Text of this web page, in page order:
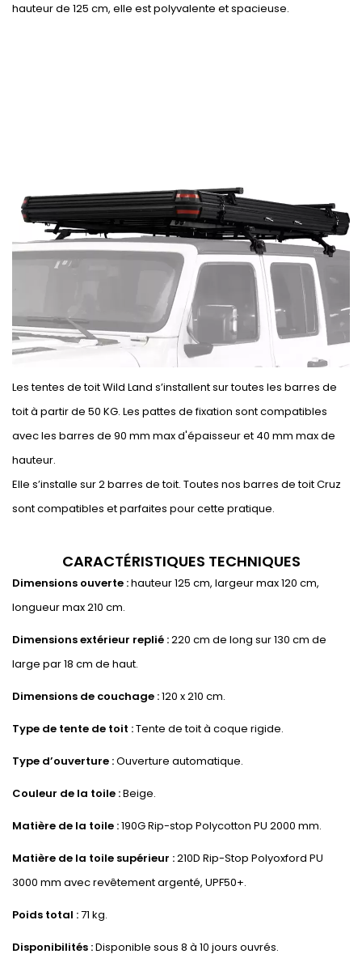
hauteur de 125 cm, elle est polyvalente et spacieuse.
Les tentes de toit Wild Land s’installent sur toutes les barres de
toit à partir de 50 KG. Les pattes de fixation sont compatibles
avec les barres de 90 mm max d'épaisseur et 40 mm max de
hauteur.
Elle s’installe sur 2 barres de toit. Toutes nos barres de toit Cruz
sont compatibles et parfaites pour cette pratique.
CARACTÉRISTIQUES TECHNIQUES
Dimensions ouverte :hauteur 125 cm, largeur max 120 cm,
longueur max 210 cm.
Dimensions extérieur replié :220 cm de long sur 130 cm de
large par 18 cm de haut.
Dimensions de couchage :120 x 210 cm.
Type de tente de toit :Tente de toit à coque rigide.
Type d’ouverture :Ouverture automatique.
Couleur de la toile :Beige.
Matière de la toile :190G Rip-stop Polycotton PU 2000 mm.
Matière de la toile supérieur :210D Rip-Stop Polyoxford PU
3000 mm avec revêtement argenté, UPF50+.
Poids total :71 kg.
Disponibilités :Disponible sous 8 à 10 jours ouvrés.